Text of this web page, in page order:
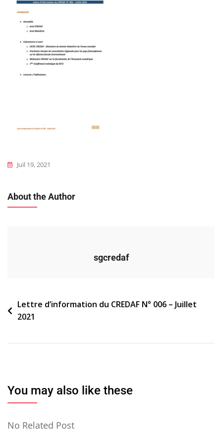
Juil 19, 2021
About the Author
sgcredaf
Navigation
de
Lettre d’information du CREDAF N° 006 – Juillet
2021
You may also like these
No Related Post